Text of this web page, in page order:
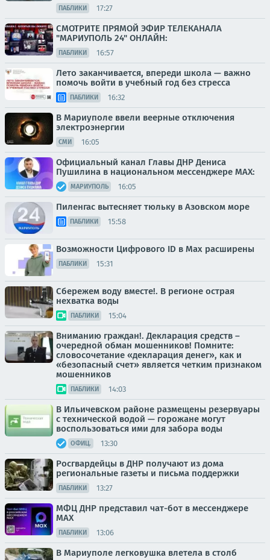
ПАБЛИКИ 17:27
СМОТРИТЕ ПРЯМОЙ ЭФИР ТЕЛЕКАНАЛА
"МАРИУПОЛЬ 24" ОНЛАЙН:
ПАБЛИКИ 16:57
Лето заканчивается, впереди школа — важно
помочь войти в учебный год без стресса
ПАБЛИКИ 16:32
В Мариуполе ввели веерные отключения
электроэнергии
СМИ 16:05
Официальный канал Главы ДНР Дениса
Пушилина в национальном мессенджере MAX:
МАРИУПОЛЬ 16:05
Пиленгас вытесняет тюльку в Азовском море
ПАБЛИКИ 15:58
Возможности Цифрового ID в Мах расширены
ПАБЛИКИ 15:31
Сбережем воду вместе!. В регионе острая
нехватка воды
ПАБЛИКИ 15:04
Вниманию граждан!. Декларация средств –
очередной обман мошенников! Помните:
словосочетание «декларация денег», как и
«безопасный счет» является четким признаком
мошенников
ПАБЛИКИ 14:03
В Ильичевском районе размещены резервуары
с технической водой — горожане могут
воспользоваться ими для забора воды
ОФИЦ. 13:30
Росгвардейцы в ДНР получают из дома
региональные газеты и письма поддержки
ПАБЛИКИ 13:27
МФЦ ДНР представил чат-бот в мессенджере
MAX
ПАБЛИКИ 13:06
В Мариуполе легковушка влетела в столб